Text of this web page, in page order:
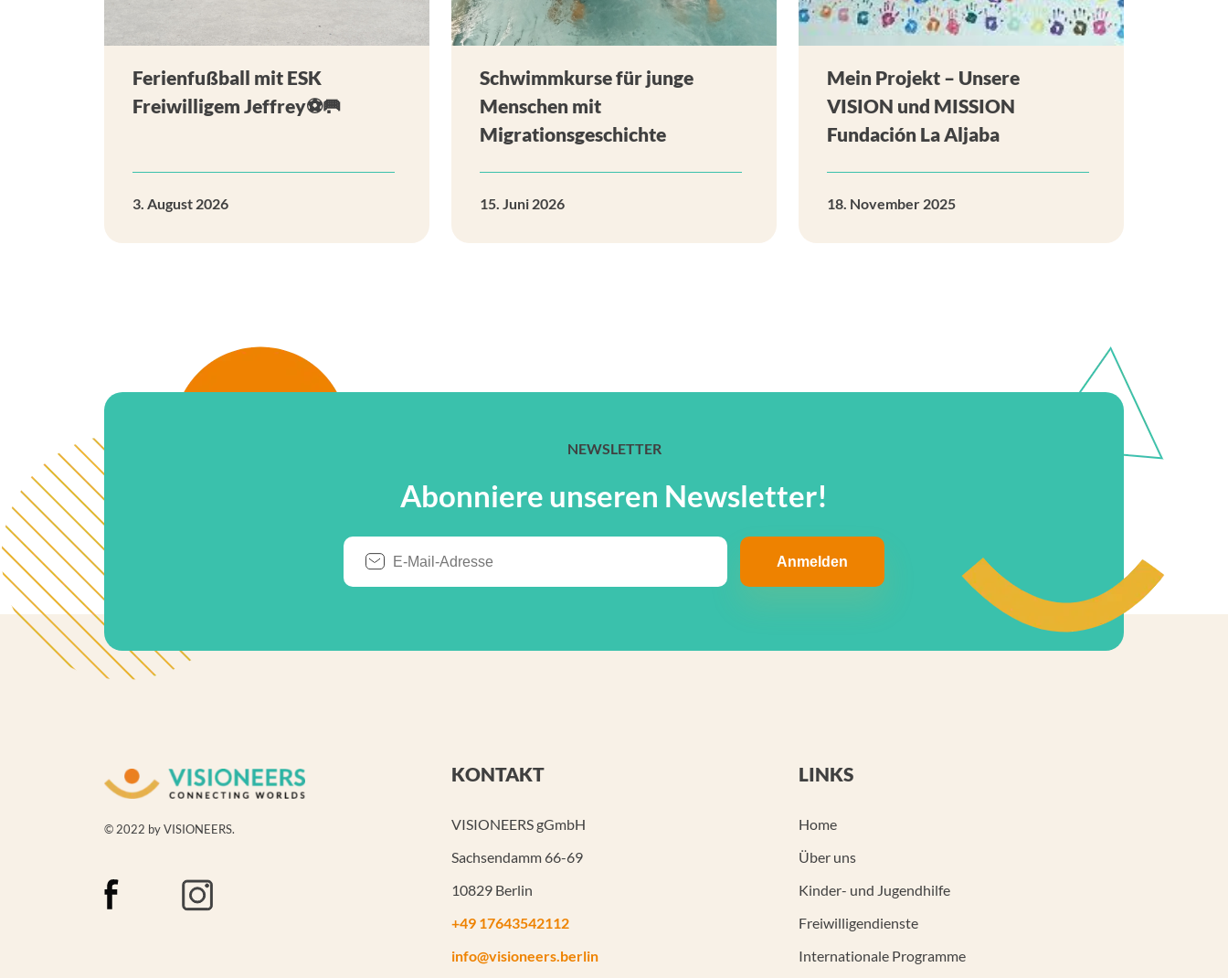
Ferienfußball mit ESK
Freiwilligem Jeffrey⚽🥅
3. August 2026
Schwimmkurse für junge
Menschen mit
Migrationsgeschichte
15. Juni 2026
Mein Projekt – Unsere
VISION und MISSION
Fundación La Aljaba
18. November 2025
NEWSLETTER
Abonniere unseren Newsletter!
© 2022 by VISIONEERS.
KONTAKT
VISIONEERS gGmbH
Sachsendamm 66-69
10829 Berlin
+49 17643542112
info@visioneers.berlin
LINKS
Home
Über uns
Kinder- und Jugendhilfe
Freiwilligendienste
Internationale Programme